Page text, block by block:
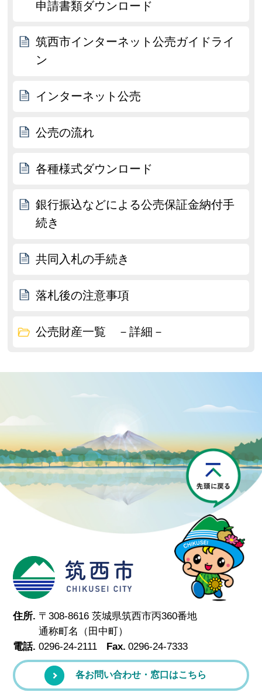
申請書類ダウンロード
筑西市インターネット公売ガイドライ
ン
インターネット公売
公売の流れ
各種様式ダウンロード
銀行振込などによる公売保証金納付手
続き
共同入札の手続き
落札後の注意事項
公売財産一覧 －詳細－
筑西市
住所. 〒308-8616 茨城県筑西市丙360番地
通称町名（田中町）
電話. 0296-24-2111 Fax. 0296-24-7333
各お問い合わせ・窓口はこちら